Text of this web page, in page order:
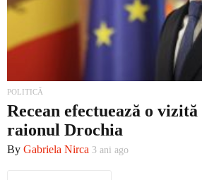
POLITICĂ
Recean efectuează o
raionul Drochia
By Gabriela Nirca 3 ani ago